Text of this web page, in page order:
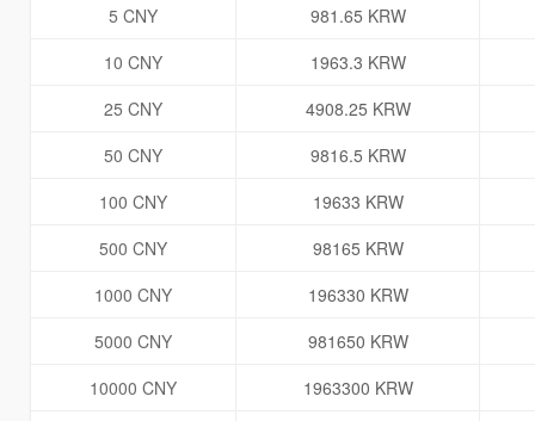
5 CNY
981.65 KRW
10 CNY
1963.3 KRW
25 CNY
4908.25 KRW
50 CNY
9816.5 KRW
100 CNY
19633 KRW
500 CNY
98165 KRW
1000 CNY
196330 KRW
5000 CNY
981650 KRW
10000 CNY
1963300 KRW